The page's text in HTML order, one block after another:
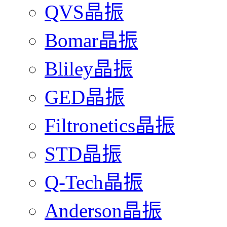
QVS晶振
Bomar晶振
Bliley晶振
GED晶振
Filtronetics晶振
STD晶振
Q-Tech晶振
Anderson晶振